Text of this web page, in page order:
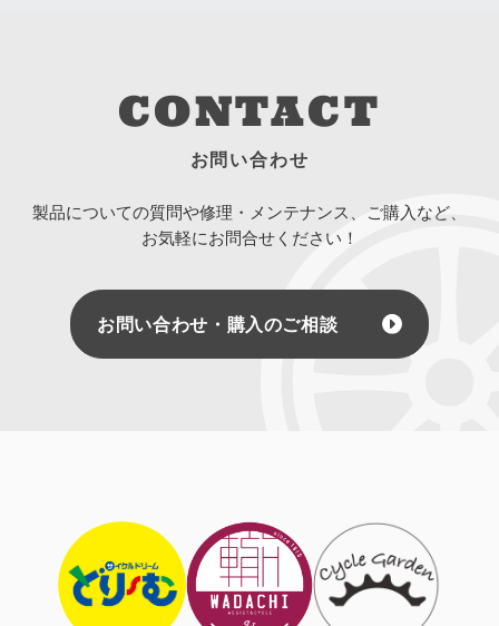
CONTACT
お問い合わせ
製品についての質問や修理・メンテナンス、ご購入など、
お気軽にお問合せください！
お問い合わせ・購入のご相談